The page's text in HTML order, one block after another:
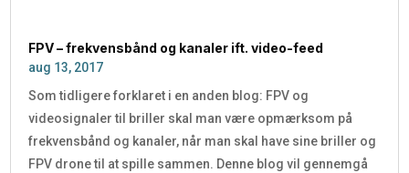
FPV – frekvensbånd og kanaler ift. video-feed
aug 13, 2017
Som tidligere forklaret i en anden blog: FPV og
videosignaler til briller skal man være opmærksom på
frekvensbånd og kanaler, når man skal have sine briller og
FPV drone til at spille sammen. Denne blog vil gennemgå